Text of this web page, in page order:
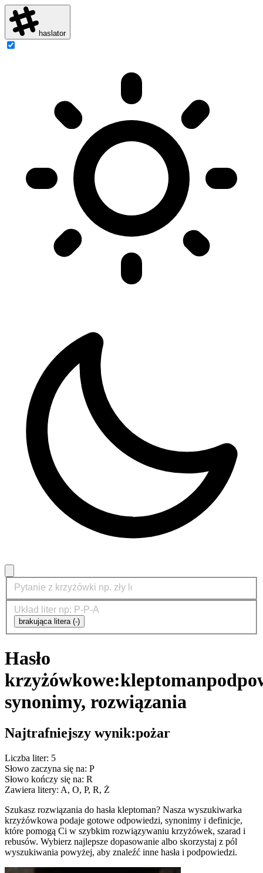
haslator
brakująca litera (-)
Hasło
krzyżówkowe:kleptoman
synonimy, rozwiązania
Najtrafniejszy wynik:pożar
Liczba liter: 5
Słowo zaczyna się na: P
Słowo kończy się na: R
Zawiera litery: A, O, P, R, Ż
Szukasz rozwiązania do hasła kleptoman? Nasza wyszukiwarka
krzyżówkowa podaje gotowe odpowiedzi, synonimy i definicje,
które pomogą Ci w szybkim rozwiązywaniu krzyżówek, szarad i
rebusów. Wybierz najlepsze dopasowanie albo skorzystaj z pól
wyszukiwania powyżej, aby znaleźć inne hasła i podpowiedzi.